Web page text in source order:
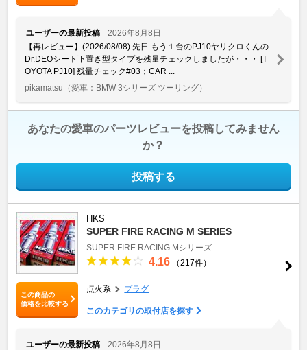
ユーザーの最新投稿
2026年8月8日
【再レビュー】(2026/08/08) 先日 もう１台のPJ10ヤリクロくんの
Dr.DEOシート下置き型タイプを残量チェックしましたが・・・ [T
OYOTA PJ10] 残量チェック#03；CAR ...
pikamatsu （愛車：BMW 3シリーズ ツーリング）
あなたの愛車のパーツレビューを投稿してみません
か？
投稿する
この商品の
価格を比較する
HKS
SUPER FIRE RACING M SERIES
SUPER FIRE RACING Mシリーズ
4.16 （217件）
点火系 プラグ
このカテゴリの取付店を探す
ユーザーの最新投稿
2026年8月8日